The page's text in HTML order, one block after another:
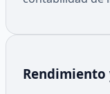
Rendimiento